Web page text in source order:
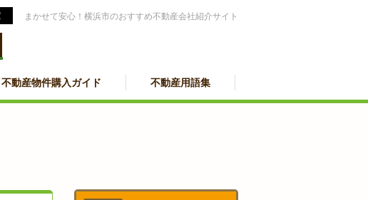
まかせて安心！横浜市のおすすめ不動産会社紹介サイト
不動産物件購入ガイド 不動産用語集